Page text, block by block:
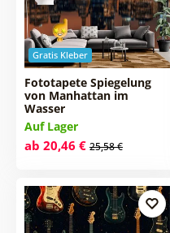
Gratis Kleber
Fototapete Spiegelung
von Manhattan im
Wasser
Auf Lager
ab 20,46 € 25,58 €